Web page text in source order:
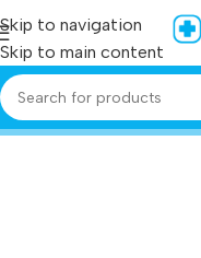
Skip to navigation
Skip to main content
Producto